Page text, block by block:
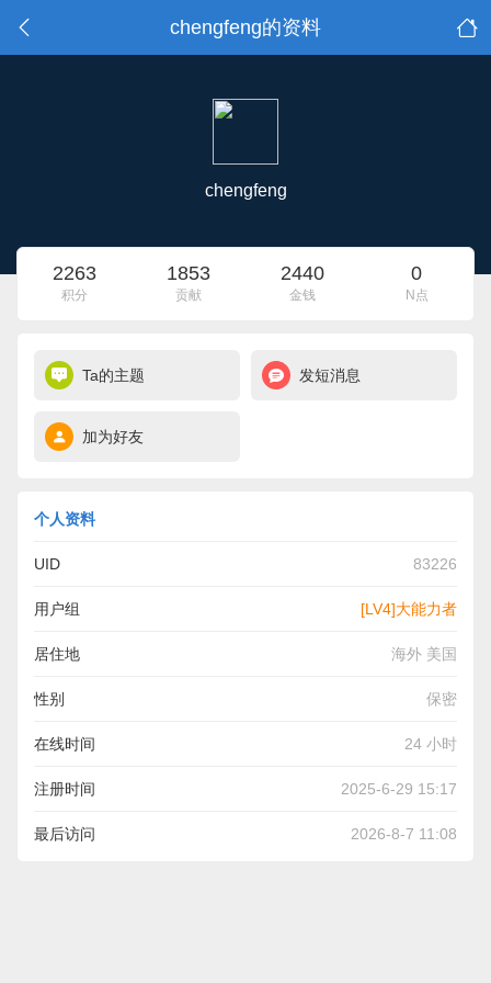
chengfeng的资料
chengfeng
2263
积分
1853
贡献
2440
金钱
0
N点
Ta的主题 发短消息
加为好友
个人资料
UID 83226
用户组 [LV4]大能力者
居住地 海外 美国
性别 保密
在线时间 24 小时
注册时间 2025-6-29 15:17
最后访问 2026-8-7 11:08